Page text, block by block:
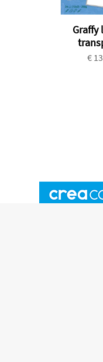
Graffy
€
Tous les produits